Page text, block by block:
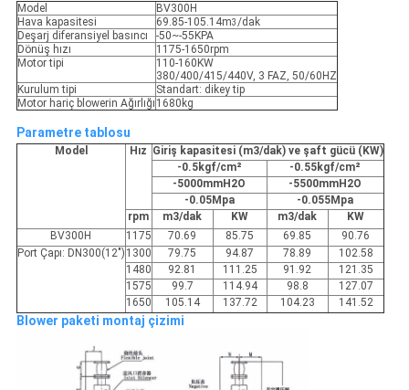
Model
BV300H
Hava kapasitesi
69.85-105.14m3 /dak
Deşarj diferansiyel basıncı
-50~-55KPA
Dönüş hızı
1175-1650rpm
Motor tipi
110-160KW
380/400/415/440V, 3 FAZ, 50/60HZ
Kurulum tipi
Standart: dikey tip
Motor hariç blowerin Ağırlığı 1680kg
Parametre tablosu
Model Hız Giriş kapasitesi (m3/dak) ve şaft gücü (KW)
-0.5kgf/cm²
-0.55kgf/cm²
-5000mmH2O
-5500mmH2O
-0.05Mpa
-0.055Mpa
rpm
m3/dak KW m3/dak
KW
BV300H
1175 70.69 85.75 69.85
90.76
Port Çapı: DN300(12") 1300 79.75 94.87 78.89
102.58
1480
92.81 111.25 91.92
121.35
1575
99.7 114.94 98.8
127.07
1650
105.14 137.72 104.23 141.52
Blower paketi montaj çizimi